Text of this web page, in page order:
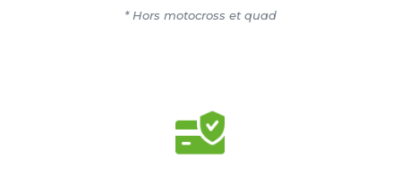
* Hors motocross et quad